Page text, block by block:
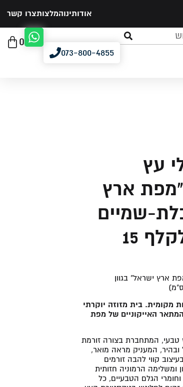
אודותינוהמלצותצרו קשר
073-800-4855
0
עץ
ארץ
שמיים
בהיר (20 ס"מ | לקלף 15
ארץ ישראל" בגוון
מקומית. בית מזוזה יוקרתי
האייקוניים של מפת
טבעי, המתחברת בצורה זורמת
ובהיר, המעניק מראה מואר,
קווי להבה זורמים
ומשלימה הרמוניה חזותית
הגלם הטבעיים, כל